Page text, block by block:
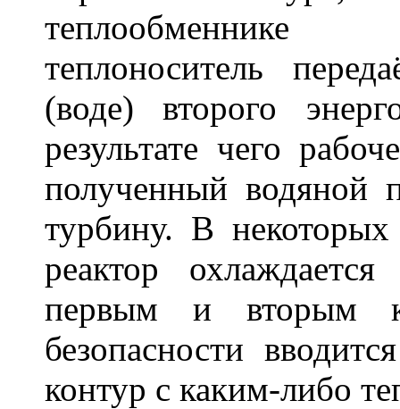
теплообменнике
теплоноситель
(воде) второго
результате чего
полученный водяной
турбину. В некоторых
реактор
первым и вторым
безопасности
контур с каким-либо